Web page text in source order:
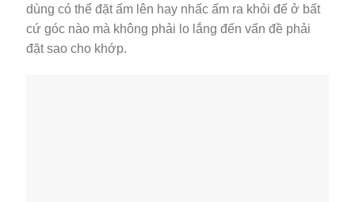
dùng có thể đặt ấm lên hay nhấc ấm ra khỏi đế ở bất
cứ góc nào mà không phải lo lắng đến vấn đề phải
đặt sao cho khớp.